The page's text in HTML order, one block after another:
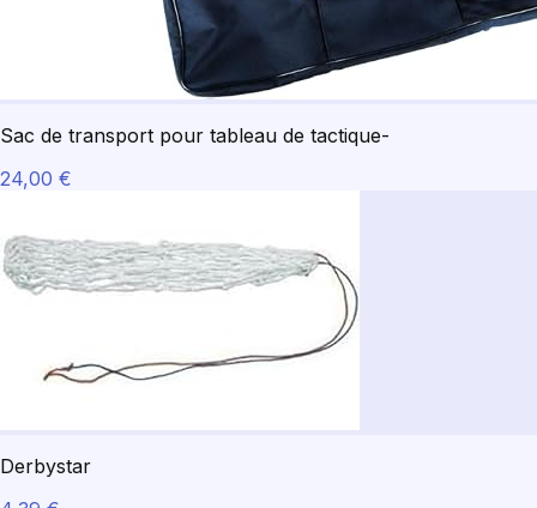
Sac de transport pour tableau de tactique-
24,00 €
Derbystar